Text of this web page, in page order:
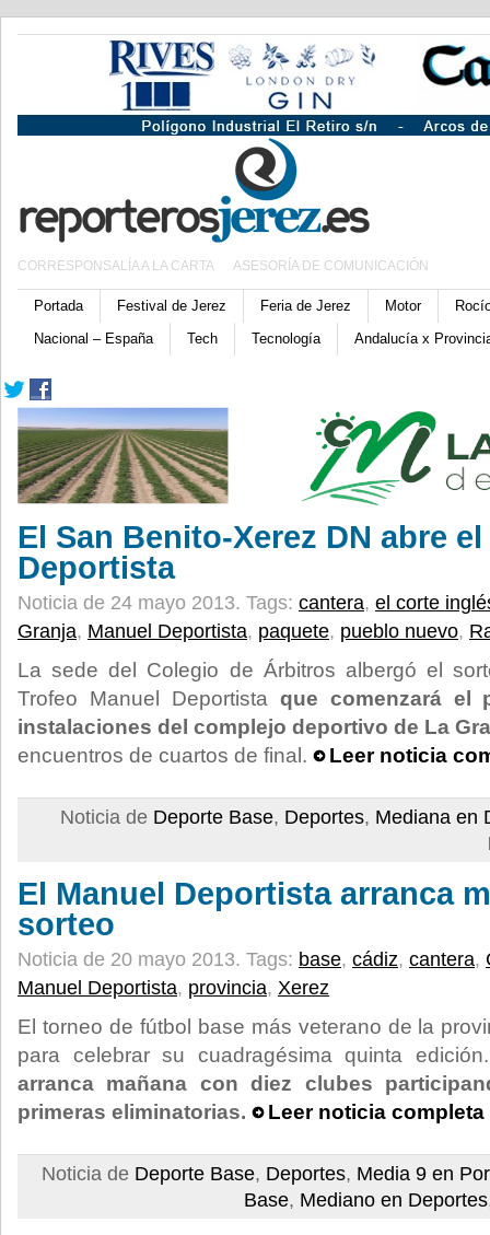
CORRESPONSALÍA A LA CARTA ASESORÍA DE COMUNICACIÓN
Portada Festival de Jerez Feria de Jerez Motor
Nacional – España
Tech Tecnología Andalucía x
El San Benito-Xerez DN abre
Deportista
Noticia de 24 mayo 2013. Tags: cantera, el corte
Granja, Manuel Deportista, paquete, pueblo nuevo,
La sede del Colegio de Árbitros albergó el
Trofeo Manuel Deportista que comenzará el
instalaciones del complejo deportivo de La
encuentros de cuartos de final.
Leer noticia
Noticia de Deporte Base, Deportes, Mediana en
El Manuel Deportista arranca
sorteo
Noticia de 20 mayo 2013. Tags: base, cádiz, cantera,
Manuel Deportista, provincia, Xerez
El torneo de fútbol base más veterano de la
para celebrar su cuadragésima quinta
arranca mañana con diez clubes
primeras eliminatorias.
Leer noticia completa
Noticia de Deporte Base, Deportes, Media 9 en
Base, Mediano en Deportes